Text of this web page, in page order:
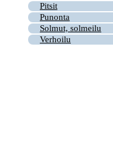
Pitsit
Punonta
Solmut, solmeilu
Verhoilu